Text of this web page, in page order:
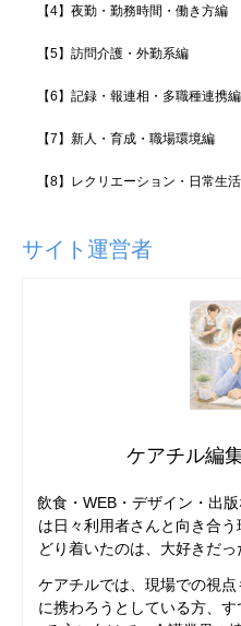
【4】夜勤・勤務時間・働き方編
【5】訪問介護・外勤系編
【6】記録・報連相・多職種連携編
【7】新人・育成・職場環境編
【8】レクリエーション・日常生
サイト運営者
ケアチル編
飲食・WEB・デザイン・出
は日々利用者さんと向き合
どり着いたのは、大好きだっ
ケアチルでは、現場での視
に携わろうとしている方、